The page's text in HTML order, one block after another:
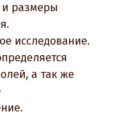
размеры
исследование.
а так же